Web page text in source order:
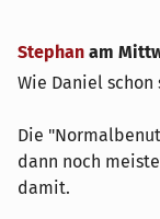
Stephan am
Wie Daniel
Die
dann noch
damit.